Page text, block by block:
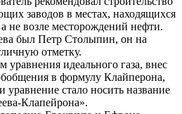
заводов в местах, находящихся
не возле месторождений нефти.
был Петр Столыпин, он на
отметку.
уравнения идеального газа, внес
в формулу Клайперона,
уравнение стало носить название
Клапейрона».